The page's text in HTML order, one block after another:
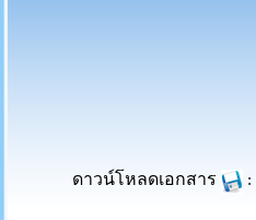
ดาวน์โหลดเอกสาร :